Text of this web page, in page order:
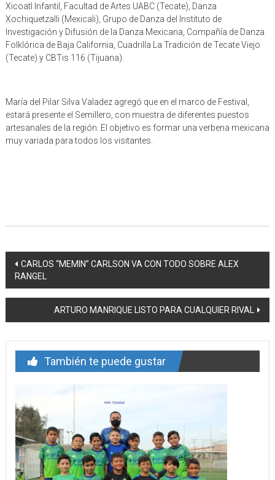
Xicoatl Infantil, Facultad de Artes UABC (Tecate), Danza
Xochiquetzalli (Mexicali), Grupo de Danza del Instituto de
Investigación y Difusión de la Danza Mexicana, Compañía de Danza
Folklórica de Baja California, Cuadrilla La Tradición de Tecate Viejo
(Tecate) y CBTis 116 (Tijuana).
María del Pilar Silva Valadez agregó que en el marco de Festival,
estará presente el Semillero, con muestra de diferentes puestos
artesanales de la región. El objetivo es formar una verbena mexicana
muy variada para todos los visitantes.
Navegación
de
entrada
CARLOS “MEMIN” CARLSON VA CON TODO SOBRE ALEX
RANGEL
ARTURO MANRIQUE LISTO PARA CUALQUIER RIVAL
También te puede gustar